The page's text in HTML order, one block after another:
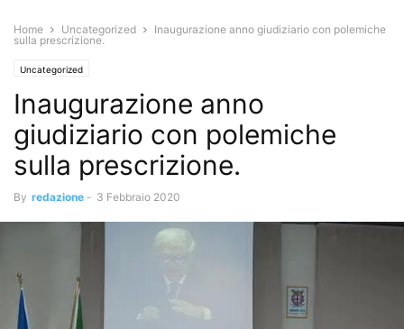
Home Uncategorized
Inaugurazione anno giudiziario con polemiche
sulla prescrizione.
Uncategorized
Inaugurazione anno
giudiziario con polemiche
sulla prescrizione.
By redazione - 3 Febbraio 2020